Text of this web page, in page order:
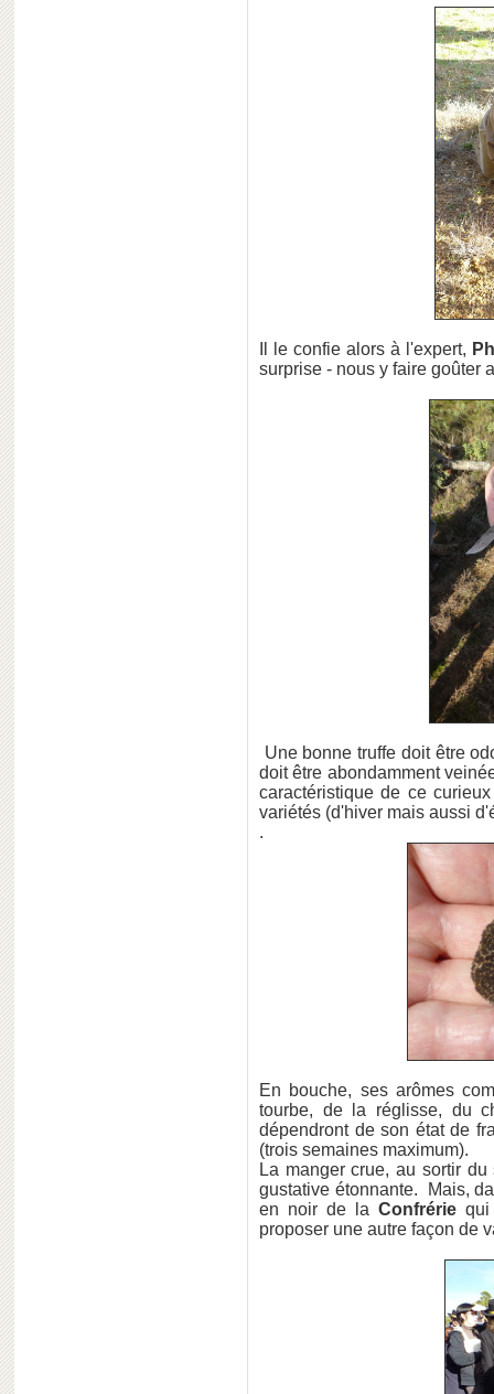
Il le confie alors à l'expert,
surprise - nous y faire goûter
Une bonne truffe doit être
doit être abondamment
caractéristique de ce
variétés (d'hiver mais aussi
.
En bouche, ses arômes
tourbe, de la réglisse, du
dépendront de son état de
(trois semaines maximum).
La manger crue, au sortir
gustative étonnante. Mais,
en noir de la Confrérie
proposer une autre façon de